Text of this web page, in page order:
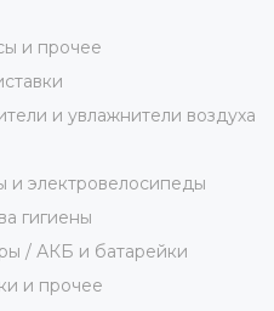
и прочее
и увлажнители воздуха
и электровелосипеды
гигиены
/ АКБ и батарейки
и прочее